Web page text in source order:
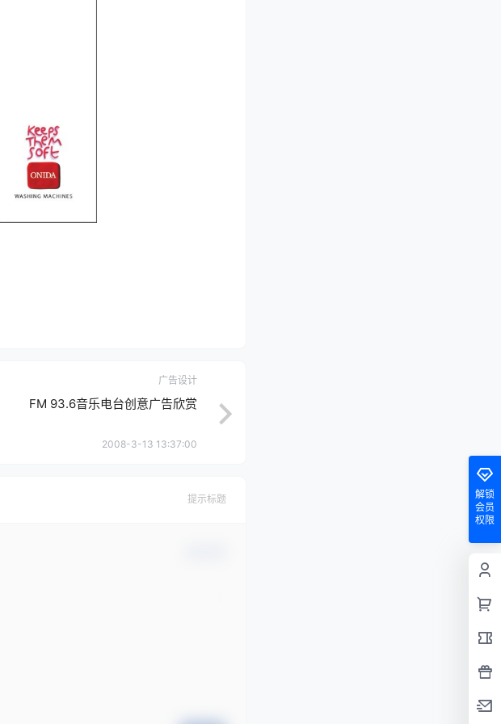
广告设计
FM 93.6音乐电台创意广告欣赏
2008-3-13 13:37:00
提示标题
解锁
会员
权限